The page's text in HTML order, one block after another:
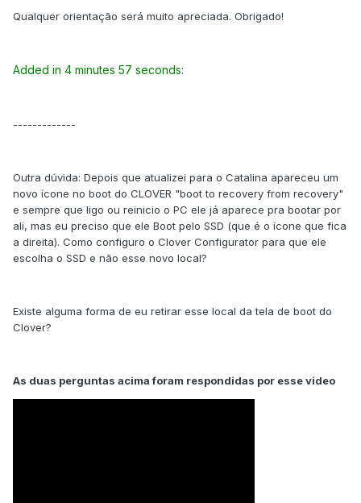
Qualquer orientação será muito apreciada. Obrigado!
Added in 4 minutes 57 seconds:
-------------
Outra dúvida: Depois que atualizei para o Catalina apareceu um
novo ícone no boot do CLOVER "boot to recovery from recovery"
e sempre que ligo ou reinicio o PC ele já aparece pra bootar por
ali, mas eu preciso que ele Boot pelo SSD (que é o ícone que fica
a direita). Como configuro o Clover Configurator para que ele
escolha o SSD e não esse novo local?
Existe alguma forma de eu retirar esse local da tela de boot do
Clover?
As duas perguntas acima foram respondidas por esse video